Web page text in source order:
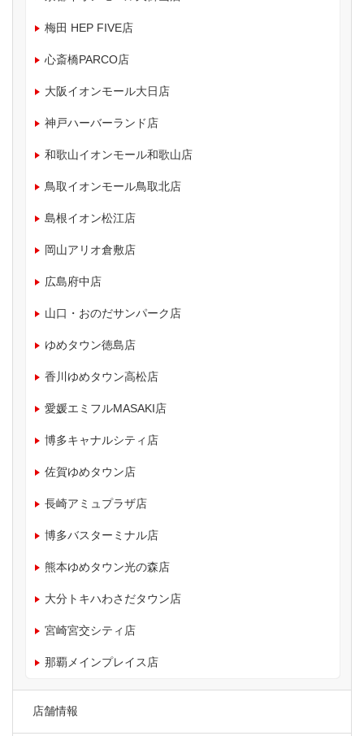
梅田 HEP FIVE店
心斎橋PARCO店
大阪イオンモール大日店
神戸ハーバーランド店
和歌山イオンモール和歌山店
鳥取イオンモール鳥取北店
島根イオン松江店
岡山アリオ倉敷店
広島府中店
山口・おのだサンパーク店
ゆめタウン徳島店
香川ゆめタウン高松店
愛媛エミフルMASAKI店
博多キャナルシティ店
佐賀ゆめタウン店
長崎アミュプラザ店
博多バスターミナル店
熊本ゆめタウン光の森店
大分トキハわさだタウン店
宮崎宮交シティ店
那覇メインプレイス店
店舗情報